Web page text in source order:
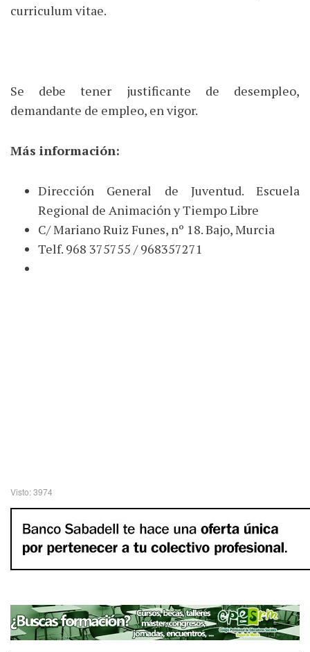
curriculum vitae.
Se debe tener justificante de desempleo,
demandante de empleo, en vigor.
Más información:
Dirección General de Juventud. Escuela
Regional de Animación y Tiempo Libre
C/ Mariano Ruiz Funes, nº 18. Bajo, Murcia
Telf. 968 375755 / 968357271
Visto: 3974